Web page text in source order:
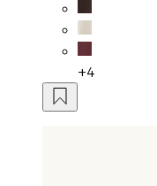
+4